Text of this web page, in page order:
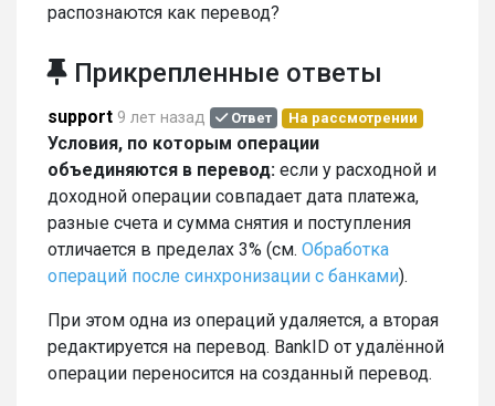
распознаются как перевод?
Прикрепленные ответы
support 9 лет назад Ответ На рассмотрении
Условия, по которым операции
объединяются в перевод: если у расходной и
доходной операции совпадает дата платежа,
разные счета и сумма снятия и поступления
отличается в пределах 3% (см. Обработка
операций после синхронизации с банками).
При этом одна из операций удаляется, а вторая
редактируется на перевод. BankID от удалённой
операции переносится на созданный перевод.